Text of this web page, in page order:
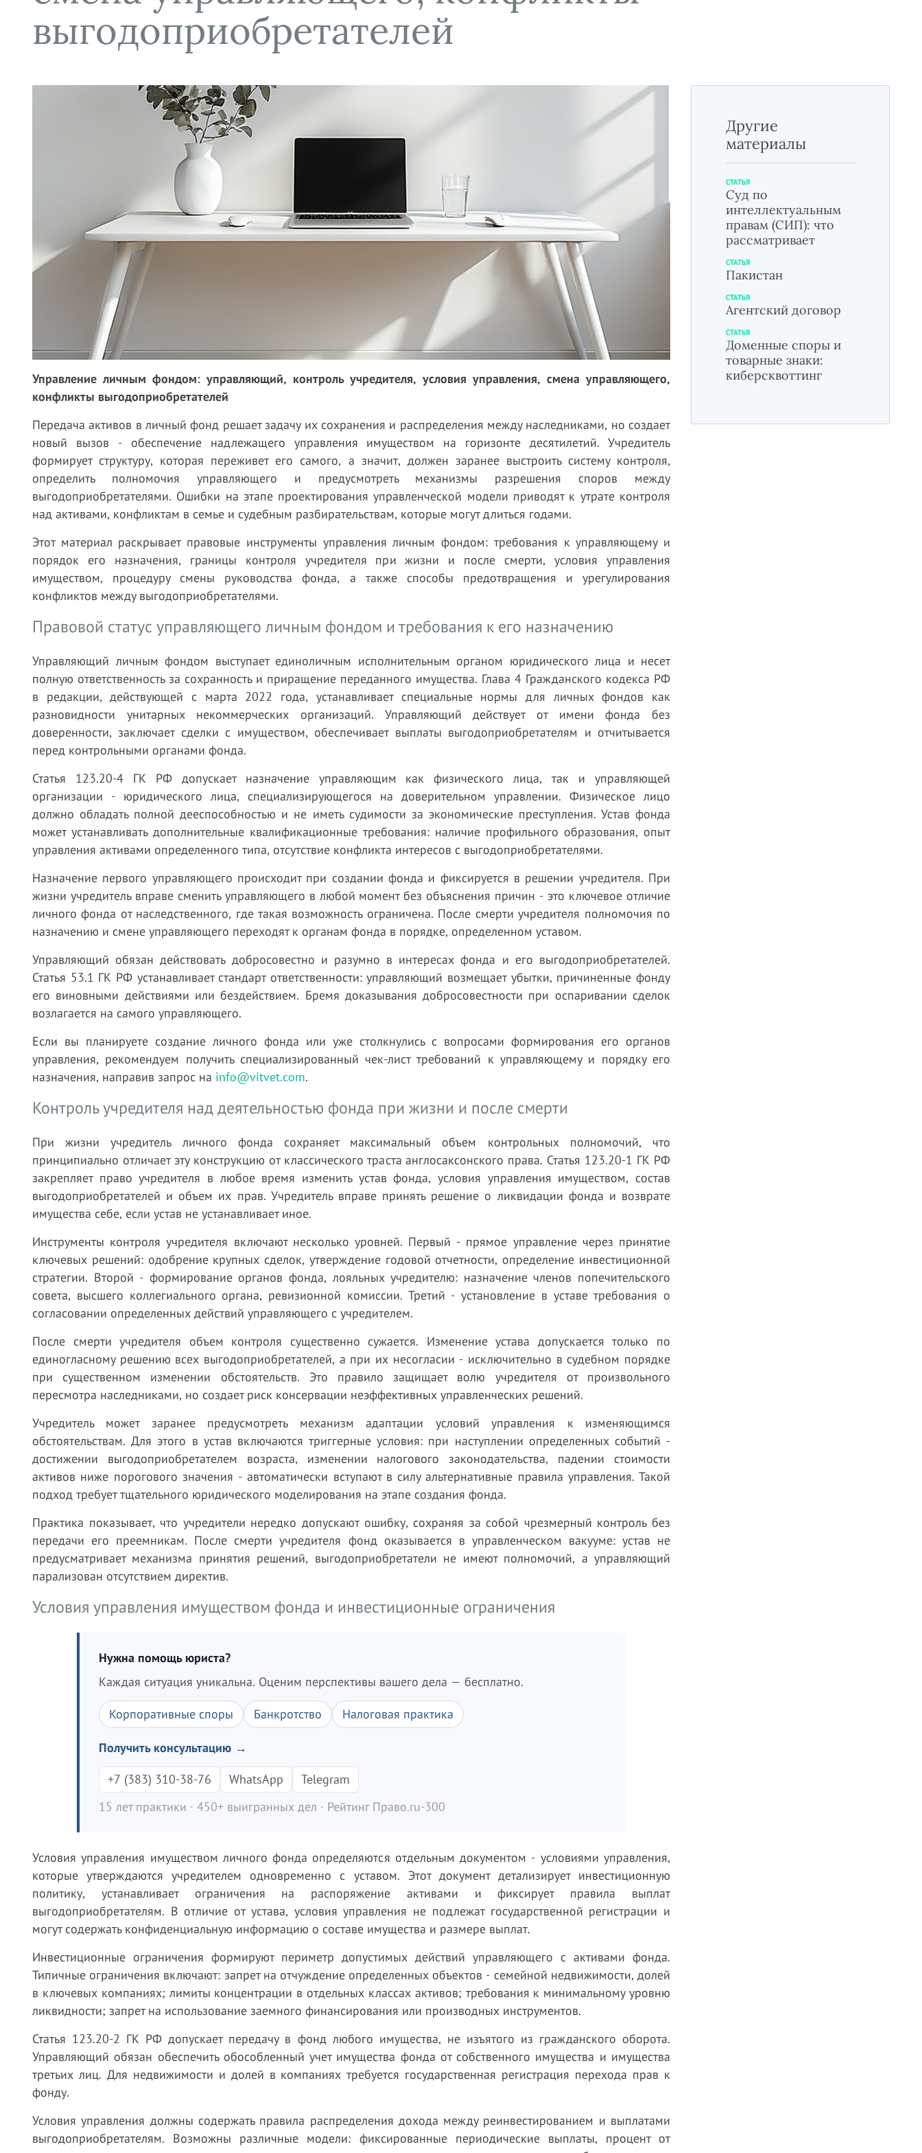
выгодоприобретателей
Управление личным фондом: управляющий, контроль учредителя, условия управления, смена управляющего,
конфликты выгодоприобретателей
Передача активов в личный фонд решает задачу их сохранения и распределения между наследниками, но создает
новый вызов - обеспечение надлежащего управления имуществом на горизонте десятилетий. Учредитель
формирует структуру, которая переживет его самого, а значит, должен заранее выстроить систему контроля,
определить полномочия управляющего и предусмотреть механизмы разрешения споров между
выгодоприобретателями. Ошибки на этапе проектирования управленческой модели приводят к утрате контроля
над активами, конфликтам в семье и судебным разбирательствам, которые могут длиться годами.
Этот материал раскрывает правовые инструменты управления личным фондом: требования к управляющему и
порядок его назначения, границы контроля учредителя при жизни и после смерти, условия управления
имуществом, процедуру смены руководства фонда, а также способы предотвращения и урегулирования
конфликтов между выгодоприобретателями.
Правовой статус управляющего личным фондом и требования к его назначению
Управляющий личным фондом выступает единоличным исполнительным органом юридического лица и несет
полную ответственность за сохранность и приращение переданного имущества. Глава 4 Гражданского кодекса РФ
в редакции, действующей с марта 2022 года, устанавливает специальные нормы для личных фондов как
разновидности унитарных некоммерческих организаций. Управляющий действует от имени фонда без
доверенности, заключает сделки с имуществом, обеспечивает выплаты выгодоприобретателям и отчитывается
перед контрольными органами фонда.
Статья 123.20-4 ГК РФ допускает назначение управляющим как физического лица, так и управляющей
организации - юридического лица, специализирующегося на доверительном управлении. Физическое лицо
должно обладать полной дееспособностью и не иметь судимости за экономические преступления. Устав фонда
может устанавливать дополнительные квалификационные требования: наличие профильного образования, опыт
управления активами определенного типа, отсутствие конфликта интересов с выгодоприобретателями.
Назначение первого управляющего происходит при создании фонда и фиксируется в решении учредителя. При
жизни учредитель вправе сменить управляющего в любой момент без объяснения причин - это ключевое отличие
личного фонда от наследственного, где такая возможность ограничена. После смерти учредителя полномочия по
назначению и смене управляющего переходят к органам фонда в порядке, определенном уставом.
Управляющий обязан действовать добросовестно и разумно в интересах фонда и его выгодоприобретателей.
Статья 53.1 ГК РФ устанавливает стандарт ответственности: управляющий возмещает убытки, причиненные фонду
его виновными действиями или бездействием. Бремя доказывания добросовестности при оспаривании сделок
возлагается на самого управляющего.
Если вы планируете создание личного фонда или уже столкнулись с вопросами формирования его органов
управления, рекомендуем получить специализированный чек-лист требований к управляющему и порядку его
назначения, направив запрос на info@vitvet.com.
Контроль учредителя над деятельностью фонда при жизни и после смерти
При жизни учредитель личного фонда сохраняет максимальный объем контрольных полномочий, что
принципиально отличает эту конструкцию от классического траста англосаксонского права. Статья 123.20-1 ГК РФ
закрепляет право учредителя в любое время изменить устав фонда, условия управления имуществом, состав
выгодоприобретателей и объем их прав. Учредитель вправе принять решение о ликвидации фонда и возврате
имущества себе, если устав не устанавливает иное.
Инструменты контроля учредителя включают несколько уровней. Первый - прямое управление через принятие
ключевых решений: одобрение крупных сделок, утверждение годовой отчетности, определение инвестиционной
стратегии. Второй - формирование органов фонда, лояльных учредителю: назначение членов попечительского
совета, высшего коллегиального органа, ревизионной комиссии. Третий - установление в уставе требования о
согласовании определенных действий управляющего с учредителем.
После смерти учредителя объем контроля существенно сужается. Изменение устава допускается только по
единогласному решению всех выгодоприобретателей, а при их несогласии - исключительно в судебном порядке
при существенном изменении обстоятельств. Это правило защищает волю учредителя от произвольного
пересмотра наследниками, но создает риск консервации неэффективных управленческих решений.
Учредитель может заранее предусмотреть механизм адаптации условий управления к изменяющимся
обстоятельствам. Для этого в устав включаются триггерные условия: при наступлении определенных событий -
достижении выгодоприобретателем возраста, изменении налогового законодательства, падении стоимости
активов ниже порогового значения - автоматически вступают в силу альтернативные правила управления. Такой
подход требует тщательного юридического моделирования на этапе создания фонда.
Практика показывает, что учредители нередко допускают ошибку, сохраняя за собой чрезмерный контроль без
передачи его преемникам. После смерти учредителя фонд оказывается в управленческом вакууме: устав не
предусматривает механизма принятия решений, выгодоприобретатели не имеют полномочий, а управляющий
парализован отсутствием директив.
Условия управления имуществом фонда и инвестиционные ограничения
Нужна помощь юриста?
Каждая ситуация уникальна. Оценим перспективы вашего дела — бесплатно.
Корпоративные споры Банкротство Налоговая практика
Получить консультацию →
+7 (383) 310-38-76
WhatsApp
Telegram
15 лет практики · 450+ выигранных дел · Рейтинг Право.ru-300
Условия управления имуществом личного фонда определяются отдельным документом - условиями управления,
которые утверждаются учредителем одновременно с уставом. Этот документ детализирует инвестиционную
политику, устанавливает ограничения на распоряжение активами и фиксирует правила выплат
выгодоприобретателям. В отличие от устава, условия управления не подлежат государственной регистрации и
могут содержать конфиденциальную информацию о составе имущества и размере выплат.
Инвестиционные ограничения формируют периметр допустимых действий управляющего с активами фонда.
Типичные ограничения включают: запрет на отчуждение определенных объектов - семейной недвижимости, долей
в ключевых компаниях; лимиты концентрации в отдельных классах активов; требования к минимальному уровню
ликвидности; запрет на использование заемного финансирования или производных инструментов.
Статья 123.20-2 ГК РФ допускает передачу в фонд любого имущества, не изъятого из гражданского оборота.
Управляющий обязан обеспечить обособленный учет имущества фонда от собственного имущества и имущества
третьих лиц. Для недвижимости и долей в компаниях требуется государственная регистрация перехода прав к
фонду.
Условия управления должны содержать правила распределения дохода между реинвестированием и выплатами
выгодоприобретателям. Возможны различные модели: фиксированные периодические выплаты, процент от
Другие
материалы
СТАТЬЯ
Суд по
интеллектуальным
правам (СИП): что
рассматривает
СТАТЬЯ
Пакистан
СТАТЬЯ
Агентский договор
СТАТЬЯ
Доменные споры и
товарные знаки:
киберсквоттинг